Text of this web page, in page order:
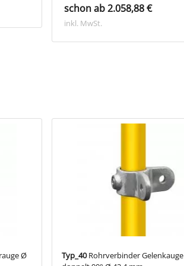
LU608075BC passend für Ø 26,9 & 33,7 mm
schon ab 2.058,88 €
inkl. MwSt.
Ø
Typ_40Rohrverbinder Gelenkauge